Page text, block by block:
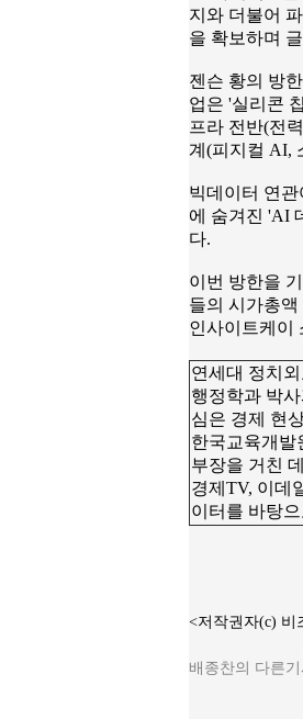
지와 더불어
을 확보하며
젠슨 황의 방
업은 '실리콘
프라 전반(전
계(피지컬 AI,
빅데이터 연
에 숨겨진 'AI
다.
이번 방한을
들의 시가총
인사이트케이
연세대 정치
행정학과 박
심은 경제 현
한국교육개발
부장을 거친
경제TV, 이데
이터를 바탕
<저작권자(c) 비
배종찬의 다른기